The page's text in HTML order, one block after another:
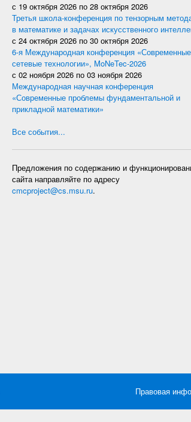
с 19 октября 2026 по 28 октября 2026
Третья школа-конференция по тензорным
в математике и задачах искусственного
с 24 октября 2026 по 30 октября 2026
6-я Международная конференция «Современные
сетевые технологии», MoNeTec-2026
с 02 ноября 2026 по 03 ноября 2026
Международная научная конференция
«Современные проблемы фундаментальной и
прикладной математики»
Все события...
Предложения по содержанию и
сайта направляйте по адресу
cmcproject@cs.msu.ru.
Правовая